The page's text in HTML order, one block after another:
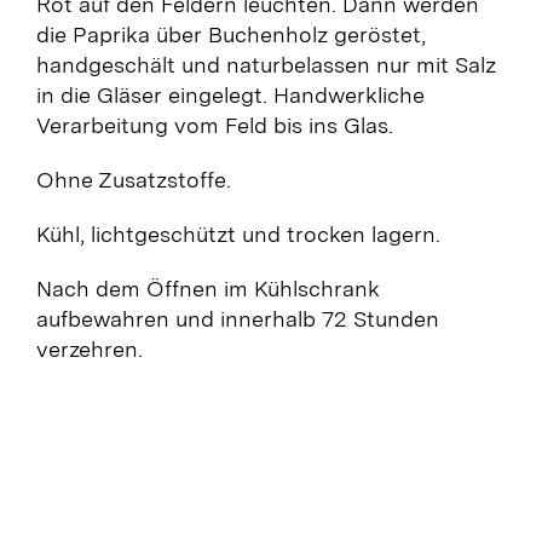
die Paprika über Buchenholz geröstet,
handgeschält und naturbelassen nur mit Salz
in die Gläser eingelegt. Handwerkliche
Verarbeitung vom Feld bis ins Glas.
Ohne Zusatzstoffe.
Kühl, lichtgeschützt und trocken lagern.
Nach dem Öffnen im Kühlschrank
aufbewahren und innerhalb 72 Stunden
verzehren.